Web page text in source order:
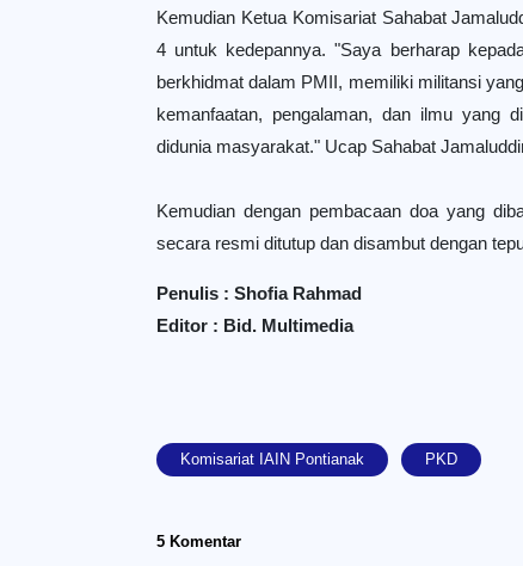
Kemudian Ketua Komisariat Sahabat
4 untuk kedepannya. "Saya berharap
berkhidmat dalam PMII, memiliki militansi
kemanfaatan, pengalaman, dan ilmu yang
didunia masyarakat." Ucap Sahabat
Kemudian dengan pembacaan doa yang
secara resmi ditutup dan disambut dengan
Penulis : Shofia Rahmad
Editor : Bid. Multimedia
Komisariat IAIN Pontianak PKD
5 Komentar